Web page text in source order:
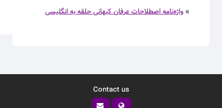
» واژه‌نامه اصطلاحات عرفان کیهانی حلقه به انگلیسی
Contact us